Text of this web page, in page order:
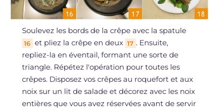
Soulevez les bords de la crêpe avec la spatule
16 et pliez la crêpe en deux 17 . Ensuite,
repliez-la en éventail, formant une sorte de
triangle. Répétez l'opération pour toutes les
crêpes. Disposez vos crêpes au roquefort et aux
noix sur un lit de salade et décorez avec les noix
entières que vous avez réservées avant de servir